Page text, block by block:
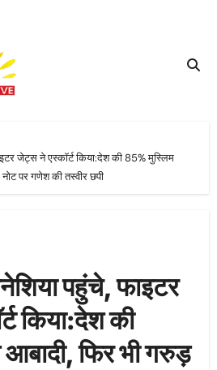
जेट्स ने एस्कॉर्ट किया:देश की 85% मुस्लिम
पर गणेश की तस्वीर छपी
पहुंचे, फाइटर
किया:देश की
फिर भी गरुड़